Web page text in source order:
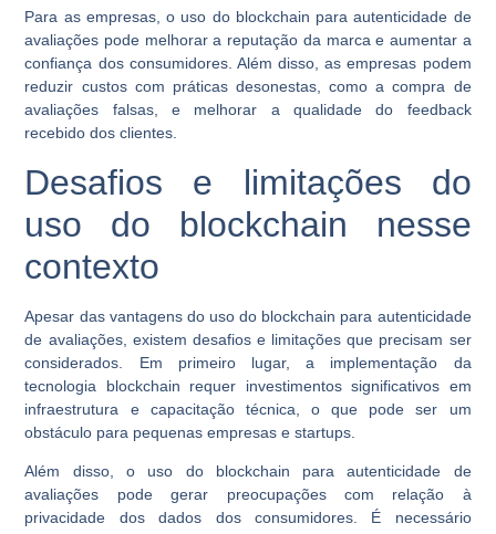
Para as empresas, o uso do blockchain para autenticidade de
avaliações pode melhorar a reputação da marca e aumentar a
confiança dos consumidores. Além disso, as empresas podem
reduzir custos com práticas desonestas, como a compra de
avaliações falsas, e melhorar a qualidade do feedback
recebido dos clientes.
Desafios e limitações do
uso do blockchain nesse
contexto
Apesar das vantagens do uso do blockchain para autenticidade
de avaliações, existem desafios e limitações que precisam ser
considerados. Em primeiro lugar, a implementação da
tecnologia blockchain requer investimentos significativos em
infraestrutura e capacitação técnica, o que pode ser um
obstáculo para pequenas empresas e startups.
Além disso, o uso do blockchain para autenticidade de
avaliações pode gerar preocupações com relação à
privacidade dos dados dos consumidores. É necessário